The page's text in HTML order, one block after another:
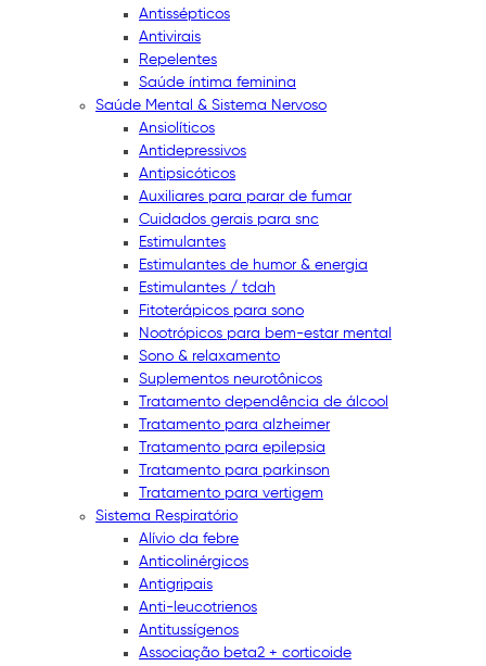
Antissépticos
Antivirais
Repelentes
Saúde íntima feminina
Saúde Mental & Sistema Nervoso
Ansiolíticos
Antidepressivos
Antipsicóticos
Auxiliares para parar de fumar
Cuidados gerais para snc
Estimulantes
Estimulantes de humor & energia
Estimulantes / tdah
Fitoterápicos para sono
Nootrópicos para bem-estar mental
Sono & relaxamento
Suplementos neurotônicos
Tratamento dependência de álcool
Tratamento para alzheimer
Tratamento para epilepsia
Tratamento para parkinson
Tratamento para vertigem
Sistema Respiratório
Alívio da febre
Anticolinérgicos
Antigripais
Anti-leucotrienos
Antitussígenos
Associação beta2 + corticoide